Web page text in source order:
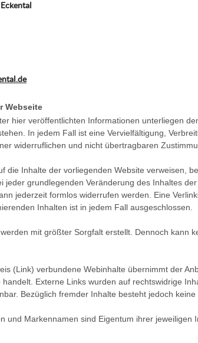
Webseite
hier veröffentlichten Informationen unterliegen
In jedem Fall ist eine Vervielfältigung,
widerruflichen und nicht übertragbaren
die Inhalte der vorliegenden Website verweisen,
jeder grundlegenden Veränderung des Inhaltes
jederzeit formlos widerrufen werden. Eine
Inhalten ist in jedem Fall ausgeschlossen.
mit größter Sorgfalt erstellt. Dennoch kann
(Link) verbundene Webinhalte übernimmt der
Externe Links wurden auf rechtswidrige
Bezüglich fremder Inhalte besteht jedoch
und Markennamen sind Eigentum ihrer jeweiligen